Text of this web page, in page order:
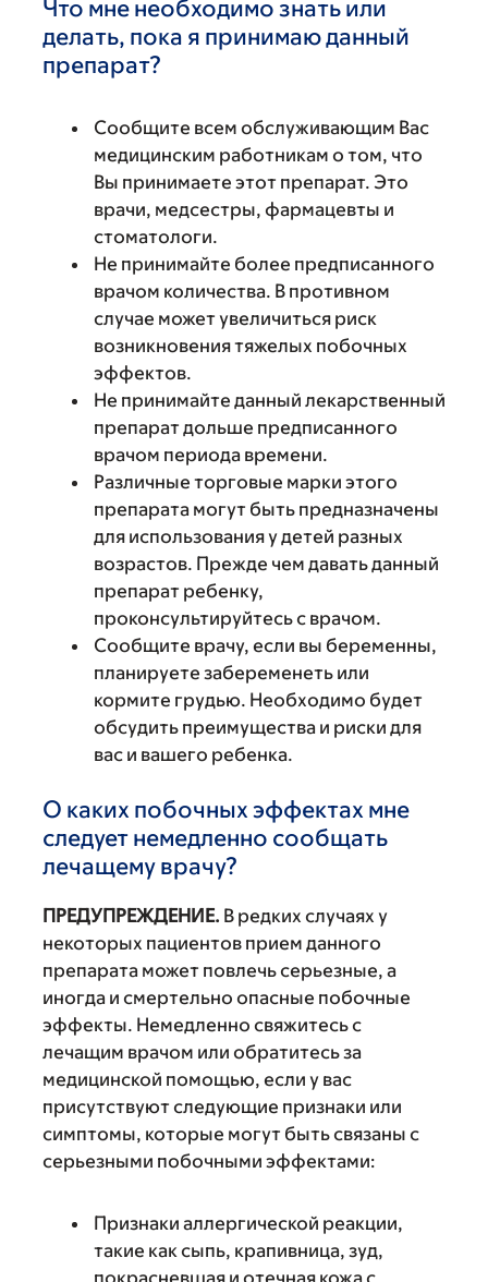
Что мне необходимо знать или
делать, пока я принимаю данный
препарат?
Сообщите всем обслуживающим Вас
медицинским работникам о том, что
Вы принимаете этот препарат. Это
врачи, медсестры, фармацевты и
стоматологи.
Не принимайте более предписанного
врачом количества. В противном
случае может увеличиться риск
возникновения тяжелых побочных
эффектов.
Не принимайте данный лекарственный
препарат дольше предписанного
врачом периода времени.
Различные торговые марки этого
препарата могут быть предназначены
для использования у детей разных
возрастов. Прежде чем давать данный
препарат ребенку,
проконсультируйтесь с врачом.
Сообщите врачу, если вы беременны,
планируете забеременеть или
кормите грудью. Необходимо будет
обсудить преимущества и риски для
вас и вашего ребенка.
О каких побочных эффектах мне
следует немедленно сообщать
лечащему врачу?
ПРЕДУПРЕЖДЕНИЕ. В редких случаях у
некоторых пациентов прием данного
препарата может повлечь серьезные, а
иногда и смертельно опасные побочные
эффекты. Немедленно свяжитесь с
лечащим врачом или обратитесь за
медицинской помощью, если у вас
присутствуют следующие признаки или
симптомы, которые могут быть связаны с
серьезными побочными эффектами:
Признаки аллергической реакции,
такие как сыпь, крапивница, зуд,
покрасневшая и отечная кожа с